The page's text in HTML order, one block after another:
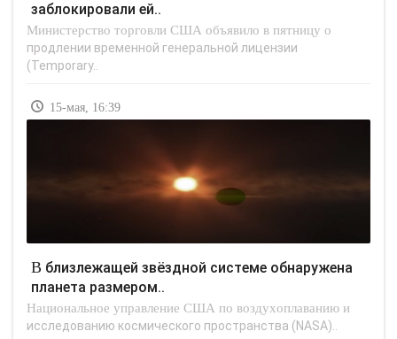
заблокировали ей..
Министерство торговли США объявило в пятницу о
продлении временной генеральной лицензии
(Temporary..
15-мая, 16:39
В близлежащей звёздной системе обнаружена
планета размером..
Национальное управление США по воздухоплаванию и
исследованию космического пространства (NASA)..